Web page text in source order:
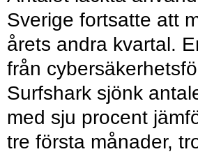
Sverige fortsatte att
årets andra kvartal.
från
Surfshark sjönk
med sju procent
tre första månader,